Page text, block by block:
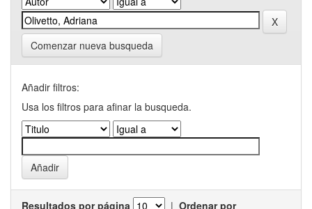
Comenzar nueva busqueda
Añadir filtros:
Usa los filtros para afinar la busqueda.
Resultados por página | Ordenar por